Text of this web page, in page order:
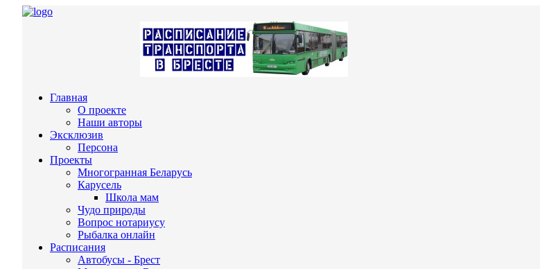
Главная
О проекте
Наши авторы
Эксклюзив
Персона
Проекты
Многогранная Беларусь
Карусель
Школа мам
Чудо природы
Вопрос нотариусу
Рыбалка онлайн
Расписания
Автобусы - Брест